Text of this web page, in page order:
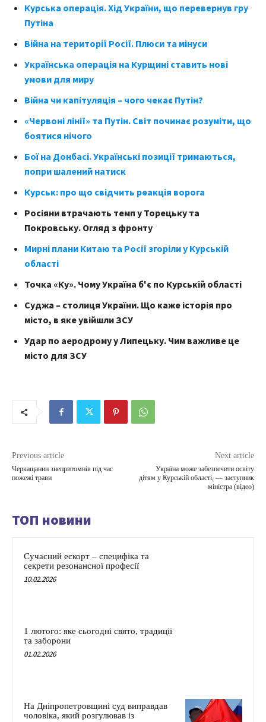
Курська операція. Хід України, що перевернув гру
Путіна
Війна на території Росії. Плюси та мінуси
Українська операція на Курщині ставить нові
умови для миру
Війна чи капітуляція – чого чекає Путін?
«Червоні лінії» та Путін. Світ починає розуміти, що
боятися нічого
Бої на Донбасі. Українські позиції тримаються,
попри шалений натиск
Курськ: про що свідчить реакція ворога
Росіяни втрачають темп у Торецьку та
Покровську. Огляд з фронту
Мирні плани Китаю та Росії згоріли у Курській
області
Точка «Ку». Чому Україна б'є по Курській області
Суджа – столиця України. Що каже історія про
місто, в яке увійшли ЗСУ
Удар по аеродрому у Липецьку. Чим важливе це
місто для ЗСУ
Previous article
Черкащанин знепритомнів під час
пожежі трави
Next article
Україна може забезпечити освіту
дітям у Курській області, — заступник
міністра (відео)
ТОП новини
Сучасний ескорт – специфіка та
секрети резонансної професії
10.02.2026
1 лютого: яке сьогодні свято, традиції
та заборони
01.02.2026
На Дніпропетровщині суд виправдав
чоловіка, який розгулював із